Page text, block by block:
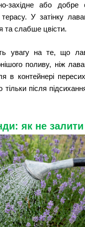
західне або добре
У затінку
та слабше цвісти.
увагу на те, що
поливу, ніж
в контейнері
тільки після
як не